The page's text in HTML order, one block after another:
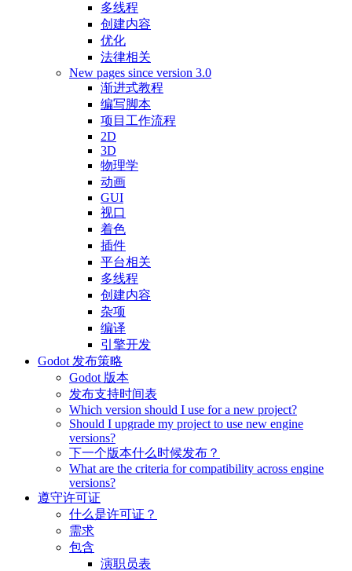
多线程
创建内容
优化
法律相关
New pages since version 3.0
渐进式教程
编写脚本
项目工作流程
2D
3D
物理学
动画
GUI
视口
着色
插件
平台相关
多线程
创建内容
杂项
编译
引擎开发
Godot 发布策略
Godot 版本
发布支持时间表
Which version should I use for a new project?
Should I upgrade my project to use new engine
versions?
下一个版本什么时候发布？
What are the criteria for compatibility across engine
versions?
遵守许可证
什么是许可证？
需求
包含
演职员表